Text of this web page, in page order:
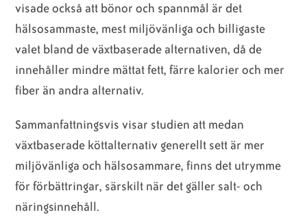
visade också att bönor och spannmål är det
hälsosammaste, mest miljövänliga och billigaste
valet bland de växtbaserade alternativen, då de
innehåller mindre mättat fett, färre kalorier och mer
fiber än andra alternativ.
Sammanfattningsvis visar studien att medan
växtbaserade köttalternativ generellt sett är mer
miljövänliga och hälsosammare, finns det utrymme
för förbättringar, särskilt när det gäller salt- och
näringsinnehåll.